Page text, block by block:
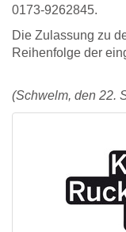
0173-9262845.
Die Zulassung zu
Reihenfolge der
(Schwelm, den 22.